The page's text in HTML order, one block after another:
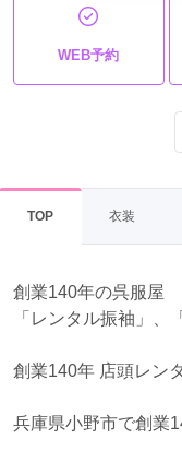
WEB予約
TOP 衣装
創業140年の呉服屋
「レンタル振袖」、
創業140年 店頭レン
兵庫県小野市で創業